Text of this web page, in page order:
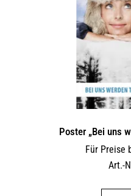
Poster „Bei uns
Für Preise
Art.-